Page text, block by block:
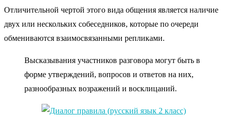
Отличительной чертой этого вида общения является наличие
двух или нескольких собеседников, которые по очереди
обмениваются взаимосвязанными репликами.
Высказывания участников разговора могут быть в
форме утверждений, вопросов и ответов на них,
разнообразных возражений и восклицаний.